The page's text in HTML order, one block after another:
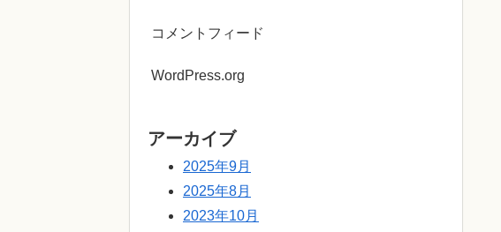
コメントフィード
WordPress.org
アーカイブ
2025年9月
2025年8月
2023年10月